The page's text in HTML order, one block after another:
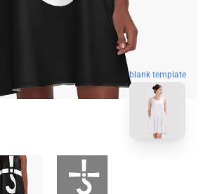
blank template